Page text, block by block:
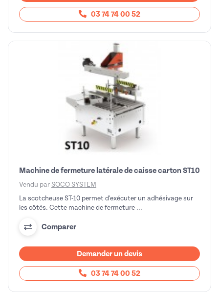
03 74 74 00 52
Machine de fermeture latérale de caisse carton ST10
Vendu par SOCO SYSTEM
La scotcheuse ST-10 permet d'exécuter un adhésivage sur
les côtés. Cette machine de fermeture ...
Comparer
Demander un devis
03 74 74 00 52